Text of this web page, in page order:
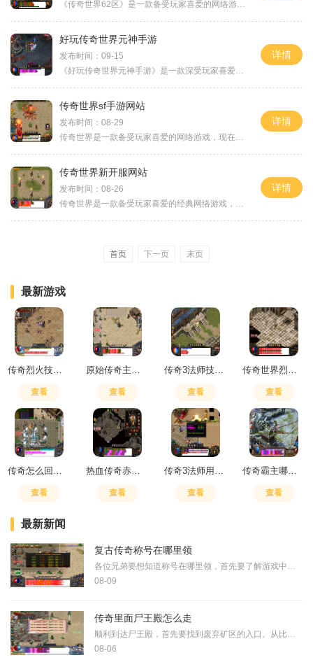
《传奇世界62区》是一款备受玩家喜爱的网络游戏。作为传奇世界系列的经典之作，62区吸引了大批的玩家进入享受其中独特的游戏体验。下面，让我们一起来了解一下《传奇世界62区》
好玩传奇世界元神手游
发布时间：09-15
《好玩传奇世界元神手游》是一款深受玩家喜爱的动作角色扮演类游戏。玩家将扮演英雄角色，探索神秘的世界，与各类怪物战斗，完成任务并提高自己的实力。游戏内的元神系统更增
详情
传奇世界sf手游网站
发布时间：08-29
传奇世界是一款备受玩家喜爱的网络游戏，现在更加轻松便捷地打造出了手游版本。随着传奇世界手游的推出，玩家们能够随时随地体验到这款经典游戏，感受到令人兴奋的战斗与冒险
详情
传奇世界新开服网站
发布时间：08-26
传奇世界是一款备受玩家喜爱的经典网络游戏，如今又有新的开服网站上线，给玩家们提供了一个全新的游戏体验。在这个新开服网站上，玩家们将能够体验到游戏中独特而又精彩的玩
详情
首页 下一页 末页
最新游戏
传奇烈火技能怎么拖出来的
查看
原始传奇主宰武器能爆出来么
查看
传奇3法师技能天火之怒选择
查看
传奇世界烈焰使多少级召唤
查看
传奇怎么回城在本地图
查看
热血传奇赤月哪些怪爆装备
查看
传奇3法师用啥技能
查看
传奇霸主哪里打装备技能
查看
最新新闻
复古传奇称号在哪里领
各位兄弟要想知道称号在哪里领，首先要了解游戏中的几个关键地点。通常主城的安全区是领取称号的重要场所，你会在那里找到一个专门的称号管理员NPC，他负责处理所有与称号相关
08-09
传奇里面尸王殿怎么走
顺利到达尸王殿，首先要找到废弃矿区的入口。从比奇城正右方出发，可以找到一个坐标在664,214的废矿入口，这里是通往尸王殿的第一站。进入矿区后需要特别注意路线选择，在第一个
08-06